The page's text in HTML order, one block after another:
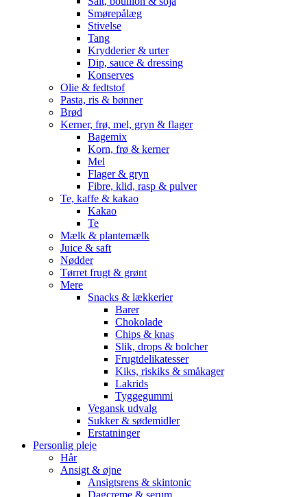
Smørepålæg
Stivelse
Tang
Krydderier & urter
Dip, sauce & dressing
Konserves
Olie & fedtstof
Pasta, ris & bønner
Brød
Kerner, frø, mel, gryn & flager
Bagemix
Korn, frø & kerner
Mel
Flager & gryn
Fibre, klid, rasp & pulver
Te, kaffe & kakao
Kakao
Te
Mælk & plantemælk
Juice & saft
Nødder
Tørret frugt & grønt
Mere
Snacks & lækkerier
Barer
Chokolade
Chips & knas
Slik, drops & bolcher
Frugtdelikatesser
Kiks, riskiks & småkager
Lakrids
Tyggegummi
Vegansk udvalg
Sukker & sødemidler
Erstatninger
Personlig pleje
Hår
Ansigt & øjne
Ansigtsrens & skintonic
Dagcreme & serum